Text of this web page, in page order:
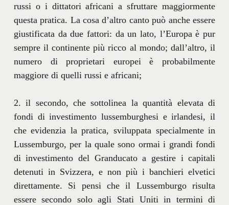
russi o i dittatori africani a sfruttare maggiormente
questa pratica. La cosa d’altro canto può anche essere
giustificata da due fattori: da un lato, l’Europa è pur
sempre il continente più ricco al mondo; dall’altro, il
numero di proprietari europei è probabilmente
maggiore di quelli russi e africani;
2. il secondo, che sottolinea la quantità elevata di
fondi di investimento lussemburghesi e irlandesi, il
che evidenzia la pratica, sviluppata specialmente in
Lussemburgo, per la quale sono ormai i grandi fondi
di investimento del Granducato a gestire i capitali
detenuti in Svizzera, e non più i banchieri elvetici
direttamente. Si pensi che il Lussemburgo risulta
essere secondo solo agli Stati Uniti in termini di